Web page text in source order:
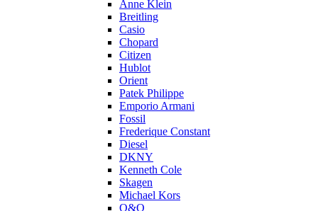
Anne Klein
Breitling
Casio
Chopard
Citizen
Hublot
Orient
Patek Philippe
Emporio Armani
Fossil
Frederique Constant
Diesel
DKNY
Kenneth Cole
Skagen
Michael Kors
Q&Q